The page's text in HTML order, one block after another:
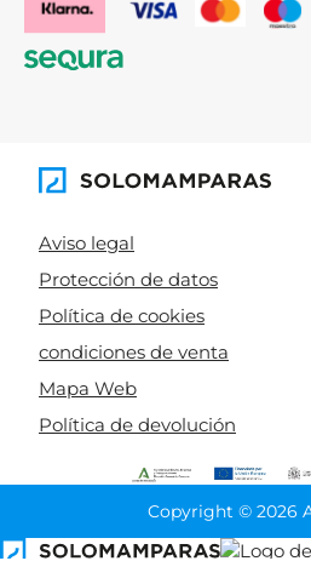
Aviso legal
Protección de datos
Política de cookies
condiciones de venta
Mapa Web
Política de devolución
Copyright © 2026